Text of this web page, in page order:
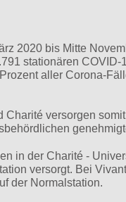
2020 bis Mitte
stationären
aller Corona-
Charité versorgen
in der Charité -
versorgt. Bei
der Normalstation.